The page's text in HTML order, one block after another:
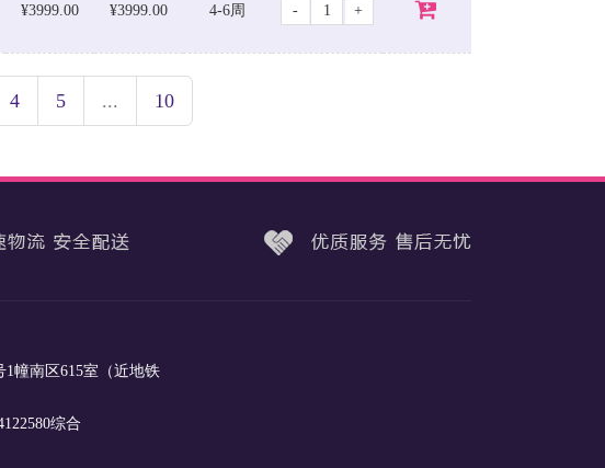
¥3999.00 ¥3999.00 4-6周 - +
4 5 ... 10
幢南区615室（近地铁
综合